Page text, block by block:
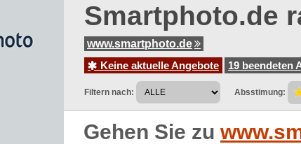
Smartphoto.de
www.smartphoto.de
Keine aktuelle Angebote
19 beendeten
Filtern nach: Absstimung:
Gehen Sie zu